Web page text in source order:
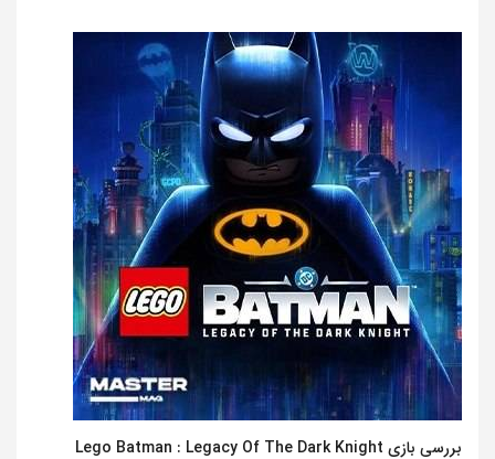
بررسی بازی Lego Batman : Legacy Of The Dark Knight